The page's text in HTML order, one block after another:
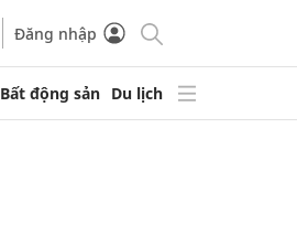
Đăng nhập
Bất động sản Du lịch